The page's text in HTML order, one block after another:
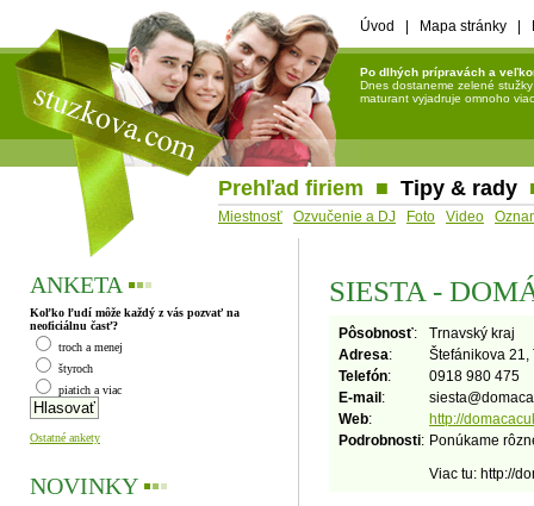
Úvod Mapa stránky
Po dlhých prípravách a
Dnes dostaneme zelené
maturant vyjadruje omnoho
Prehľad firiem ■ Tipy & rady
Miestnosť Ozvučenie a DJ Foto Video
ANKETA ▪▪▪
Koľko ľudí môže každý z vás pozvať na
neoficiálnu časť?
troch a menej
štyroch
piatich a viac
Ostatné ankety
NOVINKY ▪▪▪
SIESTA -
Pôsobnosť:
Trnavský kraj
Adresa:
Štefánikova 21,
Telefón:
0918 980 475
E-mail : siesta@
Web:
http://
Podrobnosti: Ponúkame
Viac tu: http://